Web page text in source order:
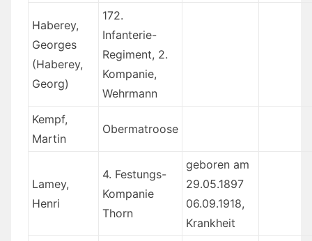
Haberey,
Georges
(Haberey,
Georg)
172.
Infanterie-
Regiment, 2.
Kompanie,
Wehrmann
Kempf,
Martin
Obermatroose
Lamey,
Henri
4. Festungs-
Kompanie
Thorn
geboren am
29.05.1897
06.09.1918,
Krankheit